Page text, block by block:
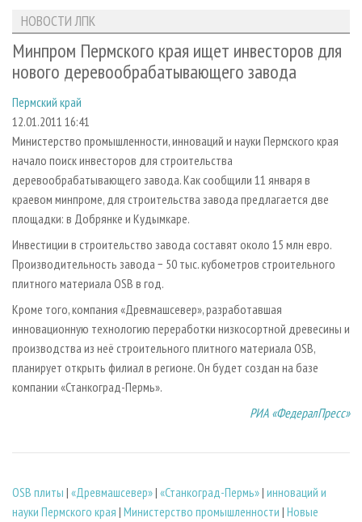
ЛЕСОЗАГОТОВКА
ЛЕСОПИЛЕНИЕ
СУШКА ДРЕВЕСИНЫ
ПРОИЗВОДСТВО ДРЕВЕСНЫХ ПЛИТ
ДЕРЕВЯННОЕ ДОМОСТРОЕНИЕ
ПРОИЗВОДСТВО МЕБЕЛИ
БИОЭНЕРГЕТИКА
ЦБП
ИНСТРУМЕНТ И МАТЕРИАЛЫ
НОВОСТИ ЛПК
НОВОСТИ ЖУРНАЛА
ПРОЕКТЫ ЛПИ
АНАЛИТИКА
ПРЕДПРИЯТИЯ ЛПК
ПЕРСОНЫ
МОБИЛЬНЫЕ ВЫСТАВКИ
ОФИЦИАЛЬНЫЕ ДЕЛЕГАЦИИ
ПРИОРИТЕТНЫЕ ИНВЕСТПРОЕКТЫ
RUSSIAN FORESTRY REVIEW
ГАЗЕТА ЛЕСПРОМФОРУМ
БИБЛИОТЕКА СПЕЦИАЛИСТА
АРХИВ
АРХИВ ЖУРНАЛОВ
О ЖУРНАЛЕ
ПОДПИСКА
КОНТАКТЫ
РЕКЛАМОДАТЕЛЯМ
РЕКЛАМА
РЕКЛАМА НА САЙТЕ
НОВОСТИ ЛПК
Минпром Пермского края ищет инвесторов для
нового деревообрабатывающего завода
Пермский край
12.01.2011 16:41
Министерство промышленности, инноваций и науки Пермского края
начало поиск инвесторов для строительства
деревообрабатывающего завода. Как сообщили 11 января в
краевом минпроме, для строительства завода предлагается две
площадки: в Добрянке и Кудымкаре.
Инвестиции в строительство завода составят около 15 млн евро.
Производительность завода − 50 тыс. кубометров строительного
плитного материала OSB в год.
Кроме того, компания «Древмашсевер», разработавшая
инновационную технологию переработки низкосортной древесины и
производства из неё строительного плитного материала OSB,
планирует открыть филиал в регионе. Он будет создан на базе
компании «Станкоград-Пермь».
РИА «ФедералПресс»
OSB плиты | «Древмашсевер»| «Станкоград-Пермь»| инноваций и
науки Пермского края | Министерство промышленности | Новые